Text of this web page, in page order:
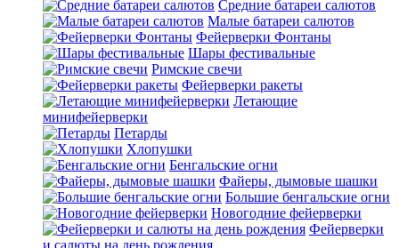
Средние батареи салютов
Малые батареи салютов
Фейерверки Фонтаны
Шары фестивальные
Римские свечи
Фейерверки ракеты
Летающие
минифейерверки
Петарды
Хлопушки
Бенгальские огни
Файеры, дымовые шашки
Большие бенгальские огни
Новогодние фейерверки
Фейерверки
и салюты на день рождения